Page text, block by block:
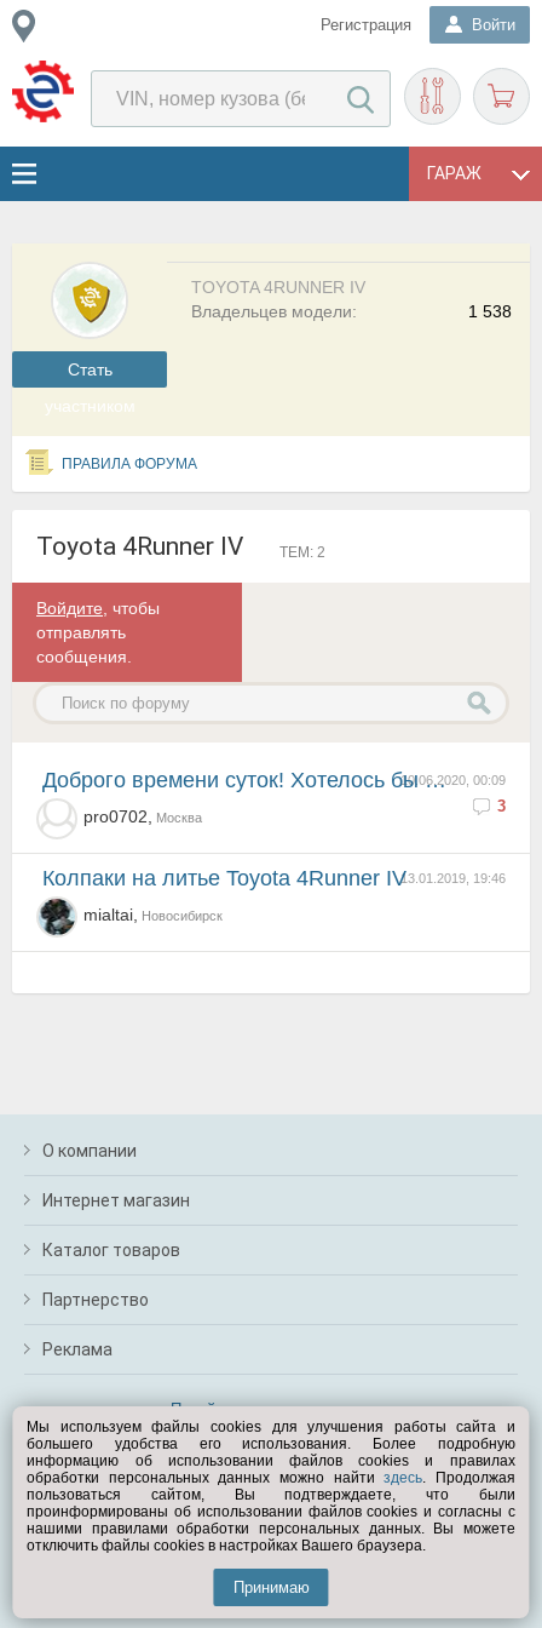
Регистрация Войти
ГАРАЖ
Cтать
участником
TOYOTA 4RUNNER IV
1 538
Владельцев модели:
ПРАВИЛА ФОРУМА
Toyota 4Runner IV ТЕМ: 2
Войдите , чтобы
отправлять
сообщения.
10.06.2020, 00:09
3
Доброго времени суток! Хотелось бы узнать стоимость катализатора на Toyota 4Runner 2004 г в.
pro0702, Москва
13.01.2019, 19:46
Колпаки на литье Toyota 4Runner IV
mialtai, Новосибирск
О компании
Интернет магазин
Каталог товаров
Партнерство
Реклама
Перейти на полную версию
Вам помочь?
© Exist.ru 1998—2026
Мы используем файлы cookies для улучшения работы сайта и
большего удобства его использования. Более подробную
информацию об использовании файлов cookies и правилах
обработки персональных данных можно найтиздесь. Продолжая
пользоваться сайтом, Вы подтверждаете, что были
проинформированы об использовании файлов cookies и согласны с
нашими правилами обработки персональных данных. Вы можете
отключить файлы cookies в настройках Вашего браузера.
Принимаю